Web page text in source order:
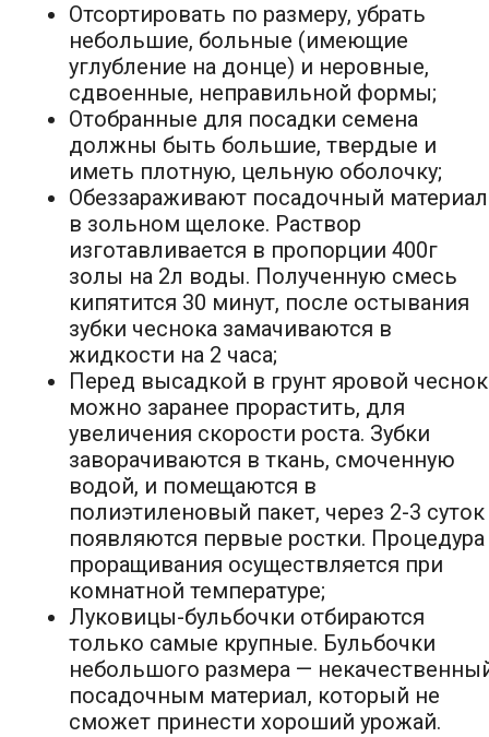
Отсортировать по размеру, убрать
небольшие, больные (имеющие
углубление на донце) и неровные,
сдвоенные, неправильной формы;
Отобранные для посадки семена
должны быть большие, твердые и
иметь плотную, цельную оболочку;
Обеззараживают посадочный материал
в зольном щелоке. Раствор
изготавливается в пропорции 400г
золы на 2л воды. Полученную смесь
кипятится 30 минут, после остывания
зубки чеснока замачиваются в
жидкости на 2 часа;
Перед высадкой в грунт яровой чеснок
можно заранее прорастить, для
увеличения скорости роста. Зубки
заворачиваются в ткань, смоченную
водой, и помещаются в
полиэтиленовый пакет, через 2-3 суток
появляются первые ростки. Процедура
проращивания осуществляется при
комнатной температуре;
Луковицы-бульбочки отбираются
только самые крупные. Бульбочки
небольшого размера —
посадочным материал, который не
сможет принести хороший урожай.